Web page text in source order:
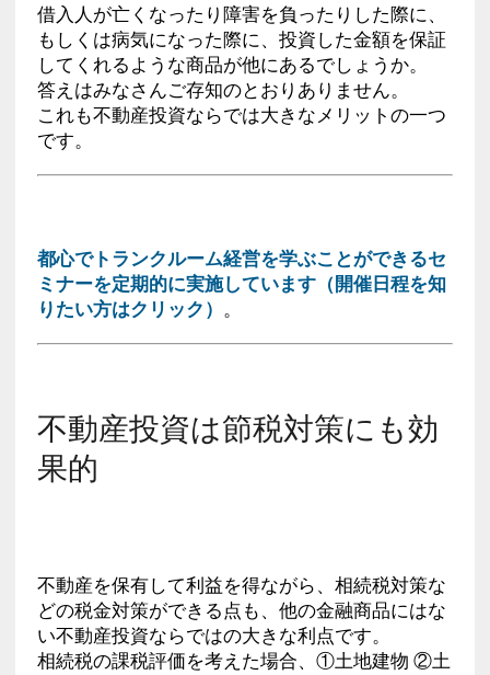
借入人が亡くなったり障害を負ったりした際に、
もしくは病気になった際に、投資した金額を保証
してくれるような商品が他にあるでしょうか。
答えはみなさんご存知のとおりありません。
これも不動産投資ならでは大きなメリットの一つ
です。
都心でトランクルーム経営を学ぶことができるセ
ミナーを定期的に実施しています（開催日程を知
りたい方はクリック） 。
不動産投資は節税対策にも効
果的
不動産を保有して利益を得ながら、相続税対策な
どの税金対策ができる点も、他の金融商品にはな
い不動産投資ならではの大きな利点です。
相続税の課税評価を考えた場合、①土地建物 ②土